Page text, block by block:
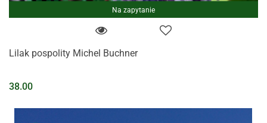
Na zapytanie
Lilak pospolity Michel Buchner
38.00